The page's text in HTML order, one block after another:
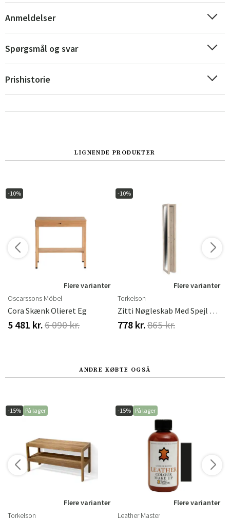
Sverige
Danmark
Anmeldelser
Spørgsmål og svar
Prishistorie
LIGNENDE PRODUKTER
-10%
Flere varianter
Oscarssons Möbel
Cora Skænk Olieret Eg
5 481 kr.6 090 kr.
-10%
Flere varianter
Torkelson
Zitti Nøgleskab Med Spejl Hvidolieret Eg
778 kr.865 kr.
ANDRE KØBTE OGSÅ
-15% På lager
Flere varianter
Torkelson
-15% På lager
Flere varianter
Leather Master